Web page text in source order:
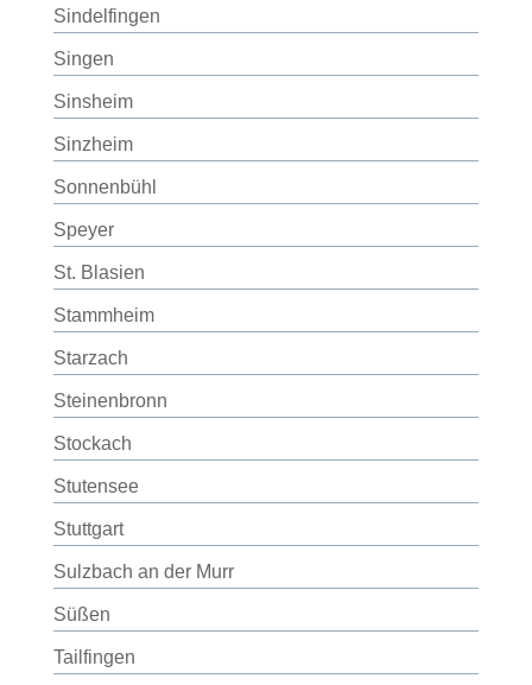
Sindelfingen
Singen
Sinsheim
Sinzheim
Sonnenbühl
Speyer
St. Blasien
Stammheim
Starzach
Steinenbronn
Stockach
Stutensee
Stuttgart
Sulzbach an der Murr
Süßen
Tailfingen